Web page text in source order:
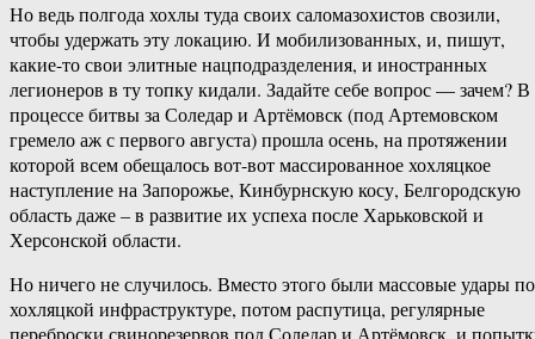
Но ведь полгода хохлы туда своих саломазохистов свозили,
чтобы удержать эту локацию. И мобилизованных, и, пишут,
какие-то свои элитные нацподразделения, и иностранных
легионеров в ту топку кидали. Задайте себе вопрос — зачем? В
процессе битвы за Соледар и Артёмовск (под Артемовском
гремело аж с первого августа) прошла осень, на протяжении
которой всем обещалось вот-вот массированное хохляцкое
наступление на Запорожье, Кинбурнскую косу, Белгородскую
область даже – в развитие их успеха после Харьковской и
Херсонской области.
Но ничего не случилось. Вместо этого были массовые удары по
хохляцкой инфраструктуре, потом распутица, регулярные